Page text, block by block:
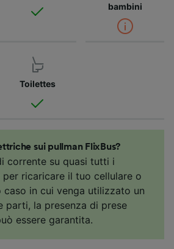
bambini
Toilettes
sui pullman FlixBus?
corrente su quasi tutti i
per ricaricare il tuo cellulare o
caso in cui venga utilizzato un
parti, la presenza di prese
essere garantita.